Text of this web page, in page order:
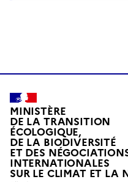
MINISTÈRE
DE LA TRANSITION
ÉCOLOGIQUE,
DE LA BIODIVERSITÉ
ET DES
INTERNATIONALES
SUR LE CLIMAT ET LA